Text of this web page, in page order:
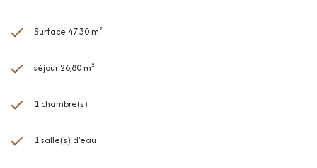
Surface 47,30 m²
séjour 26,80 m²
1 chambre(s)
1 salle(s) d'eau